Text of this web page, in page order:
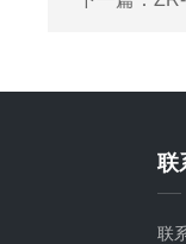
联
联